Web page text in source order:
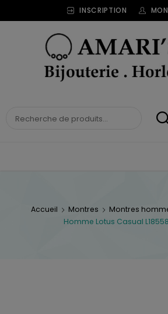
INSCRIPTION
BIJOUTERIE
Accueil Montres Montres
Homme Lotus Casual